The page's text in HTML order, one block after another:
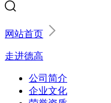
网站首页
走进德高
公司简介
企业文化